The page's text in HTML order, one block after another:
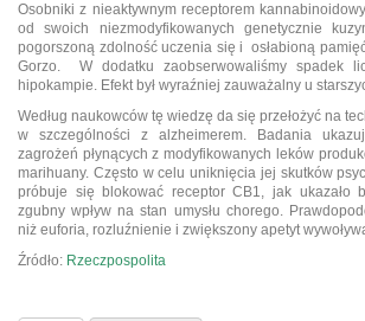
Osobniki z nieaktywnym receptorem
od swoich niezmodyfikowanych genetycznie
pogorszoną zdolność uczenia się i osłabioną
Gorzo. W dodatku zaobserwowaliśmy spadek
hipokampie. Efekt był wyraźniej zauważalny u
Według naukowców tę wiedzę da się przełożyć na
w szczególności z alzheimerem. Badania
zagrożeń płynących z modyfikowanych leków
marihuany. Często w celu uniknięcia jej skutków
próbuje się blokować receptor CB1, jak ukazało
zgubny wpływ na stan umysłu chorego.
niż euforia, rozluźnienie i zwiększony apetyt
Źródło: Rzeczpospolita